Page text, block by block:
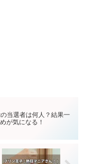
当選者は何人？結果一
が気になる！